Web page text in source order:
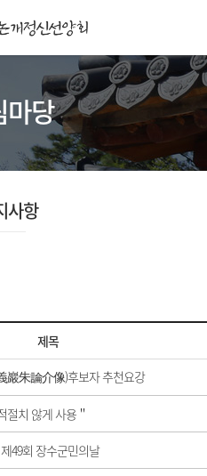
마당
사항
제목
巖朱論介像)후보자 추천요강
절치 않게 사용＂
49회 장수군민의날